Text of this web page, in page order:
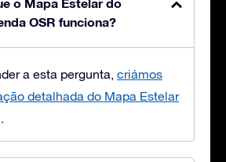
OSR funciona?
a esta pergunta, criámos
detalhada do Mapa Estelar